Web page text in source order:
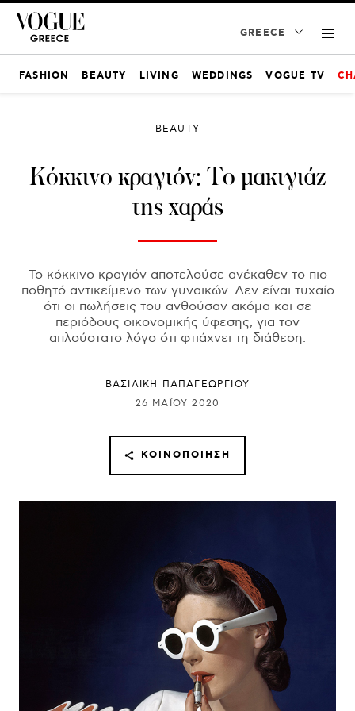
GREECE
FASHION BEAUTY LIVING WEDDINGS VOGUE TV
BEAUTY
Κόκκινο κραγιόν: Tο μακιγιάζ
της χαράς
Το κόκκινο κραγιόν αποτελούσε ανέκαθεν το πιο
ποθητό αντικείμενο των γυναικών. Δεν είναι τυχαίο
ότι οι πωλήσεις του ανθούσαν ακόμα και σε
περιόδους οικονομικής ύφεσης, για τον
απλούστατο λόγο ότι φτιάχνει τη διάθεση.
ΒΑΣΙΛΙΚΗ ΠΑΠΑΓΕΩΡΓΙΟΥ
26 ΜΑΪ́ΟΥ 2020
ΚΟΙΝΟΠΟΊΗΣΗ